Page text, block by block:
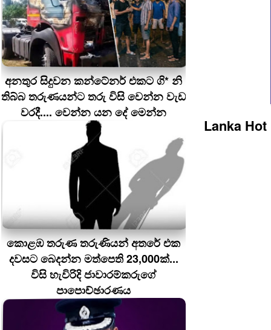
අනතුර සිදුවන කන්ටේනර් එකට ගි* නි
තිබ්බ තරුණයන්ට තරු විසි වෙන්න වැඩ
වරදී.... වෙන්න යන දේ මෙන්න
කොළඹ තරුණ තරුණියන් අතරේ එක
දවසට බෙදන්න මත්පෙති 23,000ක්...
විසි හැවිරිදි ජාවාරම්කරුගේ
පාපොච්ඡාරණය
Lanka